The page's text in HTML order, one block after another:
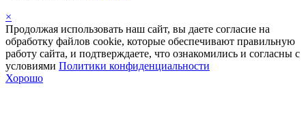
×
Продолжая использовать наш сайт, вы даете согласие на
обработку файлов cookie, которые обеспечивают правильную
работу сайта, и подтверждаете, что ознакомились и согласны с
условиями Политики конфиденциальности
Хорошо